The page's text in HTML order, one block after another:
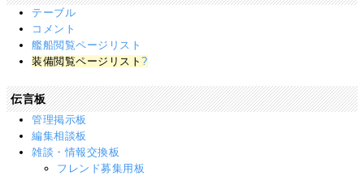
テーブル
コメント
艦船閲覧ページリスト
装備閲覧ページリスト?
伝言板
管理掲示板
編集相談板
雑談・情報交換板
フレンド募集用板